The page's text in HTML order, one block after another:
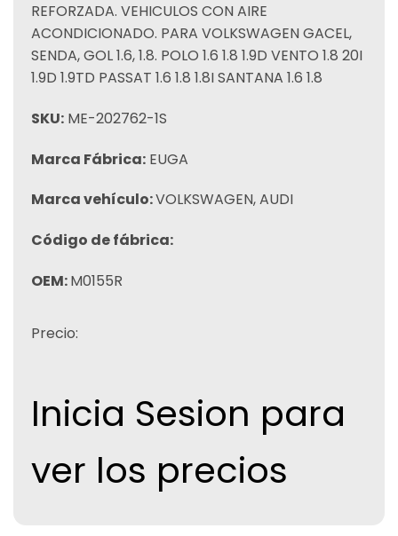
REFORZADA. VEHICULOS CON AIRE
ACONDICIONADO. PARA VOLKSWAGEN GACEL,
SENDA, GOL 1.6, 1.8. POLO 1.6 1.8 1.9D VENTO 1.8 20I
1.9D 1.9TD PASSAT 1.6 1.8 1.8I SANTANA 1.6 1.8
SKU: ME-202762-1S
Marca Fábrica: EUGA
Marca vehículo:VOLKSWAGEN, AUDI
Código de fábrica:
OEM:M0155R
Precio:
Inicia Sesion para
ver los precios